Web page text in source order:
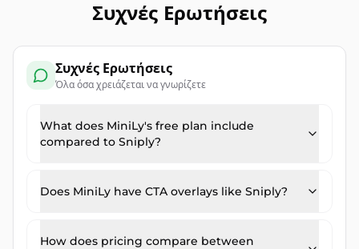
Συχνές Ερωτήσεις
Συχνές Ερωτήσεις
Όλα όσα χρειάζεται να γνωρίζετε
What does MiniLy's free plan include
compared to Sniply?
Does MiniLy have CTA overlays like Sniply?
How does pricing compare between